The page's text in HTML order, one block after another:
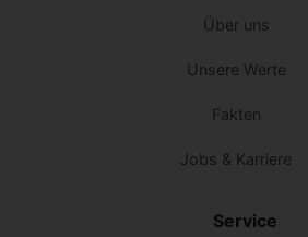
Über uns
Unsere Werte
Fakten
Jobs & Karriere
Service